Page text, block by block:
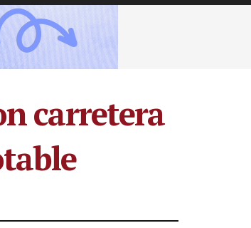
carretera